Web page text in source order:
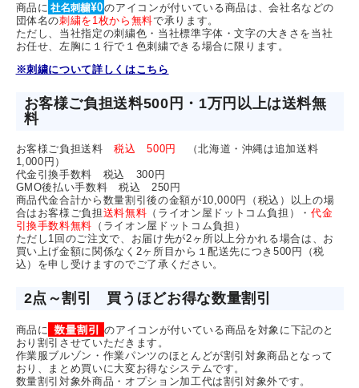
商品に
のアイコンが付いている商品は、会社名などの
団体名の刺繍を1枚から無料で承ります。
ただし、当社指定の刺繍色・当社標準字体・文字の大きさを当社
お任せ、左胸に１行で１色刺繍できる場合に限ります。
※刺繍について詳しくはこちら
お客様ご負担送料500円・1万円以上は送料無
料
お客様ご負担送料税込 500円
（北海道・沖縄は追加送料
1,000円）
代金引換手数料 税込 300円
GMO後払い手数料 税込 250円
商品代金合計から数量割引後の金額が10,000円（税込）以上の場
合はお客様ご負担送料無料 （ライオン屋ドットコム負担）・代金
引換手数料無料 （ライオン屋ドットコム負担）
ただし1回のご注文で、お届け先が2ヶ所以上分かれる場合は、お
買い上げ金額に関係なく2ヶ所目から１配送先につき500円（税
込）を申し受けますのでご了承ください。
2点～割引 買うほどお得な数量割引
商品に
のアイコンが付いている商品を対象に下記のと
おり割引させていただきます。
作業服ブルゾン・作業パンツのほとんどが割引対象商品となって
おり、まとめ買いに大変お得なシステムです。
数量割引対象外商品・オプション加工代は割引対象外です。